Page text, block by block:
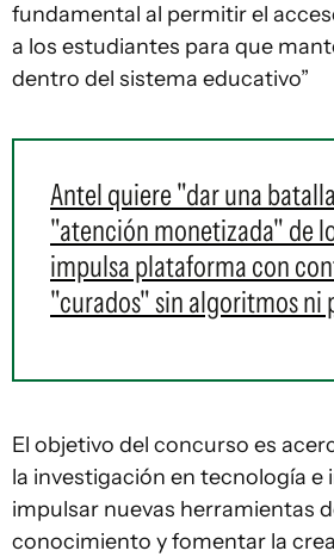
fundamental al permitir el
a los estudiantes para que
dentro del sistema educativo”
Antel quiere "dar una
"atención monetizada" de
impulsa plataforma con
"curados" sin algoritmos ni
El objetivo del concurso es
la investigación en tecnología e
impulsar nuevas herramientas
conocimiento y fomentar la